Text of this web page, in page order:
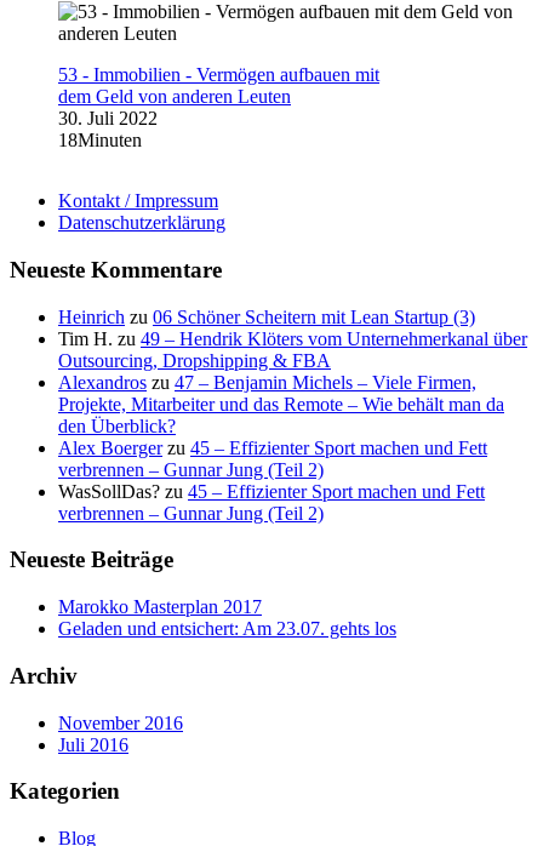
53 - Immobilien - Vermögen aufbauen mit
dem Geld von anderen Leuten
30. Juli 2022
18Minuten
Kontakt / Impressum
Datenschutzerklärung
Neueste Kommentare
Heinrich zu 06 Schöner Scheitern mit Lean Startup (3)
Tim H. zu 49 – Hendrik Klöters vom Unternehmerkanal über
Outsourcing, Dropshipping & FBA
Alexandros zu 47 – Benjamin Michels – Viele Firmen,
Projekte, Mitarbeiter und das Remote – Wie behält man da
den Überblick?
Alex Boergerzu 45 – Effizienter Sport machen und Fett
verbrennen – Gunnar Jung (Teil 2)
WasSollDas? zu 45 – Effizienter Sport machen und Fett
verbrennen – Gunnar Jung (Teil 2)
Neueste Beiträge
Marokko Masterplan 2017
Geladen und entsichert: Am 23.07. gehts los
Archiv
November 2016
Juli 2016
Kategorien
Blog